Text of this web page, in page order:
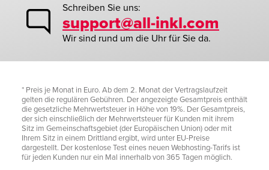
Schreiben Sie uns:
support@all-inkl.com
Wir sind rund um die Uhr für Sie da.
* Preis je Monat in Euro. Ab dem 2. Monat der Vertragslaufzeit
gelten die regulären Gebühren. Der angezeigte Gesamtpreis enthält
die gesetzliche Mehrwertsteuer in Höhe von 19%. Der Gesamtpreis,
der sich einschließlich der Mehrwertsteuer für Kunden mit ihrem
Sitz im Gemeinschaftsgebiet (der Europäischen Union) oder mit
Ihrem Sitz in einem Drittland ergibt, wird unter EU-Preise
dargestellt. Der kostenlose Test eines neuen Webhosting-Tarifs ist
für jeden Kunden nur ein Mal innerhalb von 365 Tagen möglich.